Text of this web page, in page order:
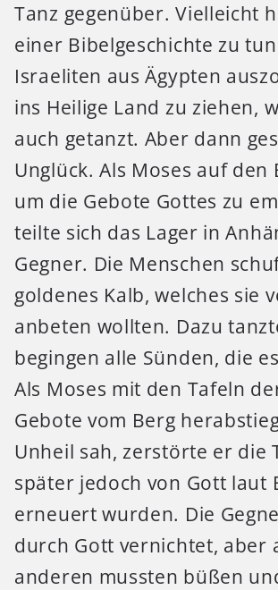
Tanz gegenüber. Vielleicht
einer Bibelgeschichte zu
Israeliten aus Ägypten
ins Heilige Land zu ziehen,
auch getanzt. Aber dann
Unglück. Als Moses auf den
um die Gebote Gottes zu
teilte sich das Lager in
Gegner. Die Menschen
goldenes Kalb, welches sie
anbeten wollten. Dazu
begingen alle Sünden, die
Als Moses mit den Tafeln
Gebote vom Berg
Unheil sah, zerstörte er die
später jedoch von Gott laut
erneuert wurden. Die
durch Gott vernichtet, aber
anderen mussten büßen